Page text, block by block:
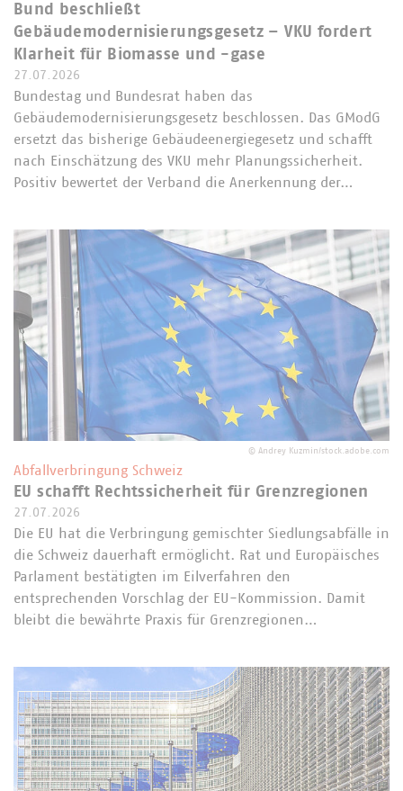
Bund beschließt
Gebäudemodernisierungsgesetz – VKU fordert
Klarheit für Biomasse und -gase
27.07.2026
Bundestag und Bundesrat haben das
Gebäudemodernisierungsgesetz beschlossen. Das GModG
ersetzt das bisherige Gebäudeenergiegesetz und schafft
nach Einschätzung des VKU mehr Planungssicherheit.
Positiv bewertet der Verband die Anerkennung der…
© Andrey Kuzmin/stock.adobe.com
Abfallverbringung Schweiz
EU schafft Rechtssicherheit für Grenzregionen
27.07.2026
Die EU hat die Verbringung gemischter Siedlungsabfälle in
die Schweiz dauerhaft ermöglicht. Rat und Europäisches
Parlament bestätigten im Eilverfahren den
entsprechenden Vorschlag der EU-Kommission. Damit
bleibt die bewährte Praxis für Grenzregionen…